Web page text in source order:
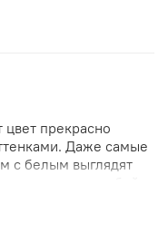
прекрасно
Даже самые
с белым выглядят
Считается, что